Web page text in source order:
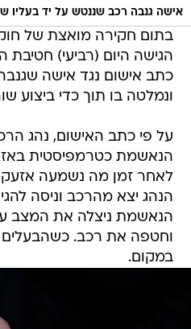
אישה גנבה רכב שננטש על יד בעליו
בתום חקירה מואצת של
הגישה היום (רביעי)
כתב אישום נגד אישה
ונמלטה בו תוך כדי ביצוע
על פי כתב האישום, נהג
הנאשמת כטרמפיסטית
לאחר זמן מה נשמעה
הנהג יצא מהרכב וניסה
הנאשמת ניצלה את המצב
וחטפה את רכב. כשהבעלים
במקום.